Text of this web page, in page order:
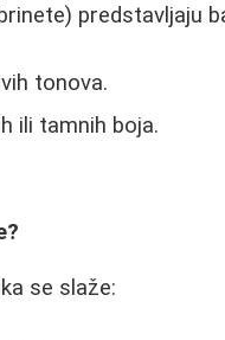
predstavljaju
tonova.
ili tamnih boja.
se slaže: